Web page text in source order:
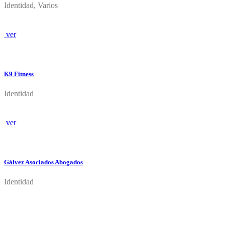
Identidad, Varios
ver
K9 Fitness
Identidad
ver
Gálvez Asociados Abogados
Identidad